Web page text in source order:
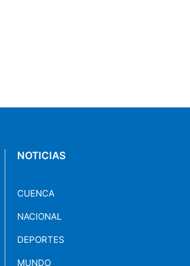
NOTICIAS
CUENCA
NACIONAL
DEPORTES
MUNDO